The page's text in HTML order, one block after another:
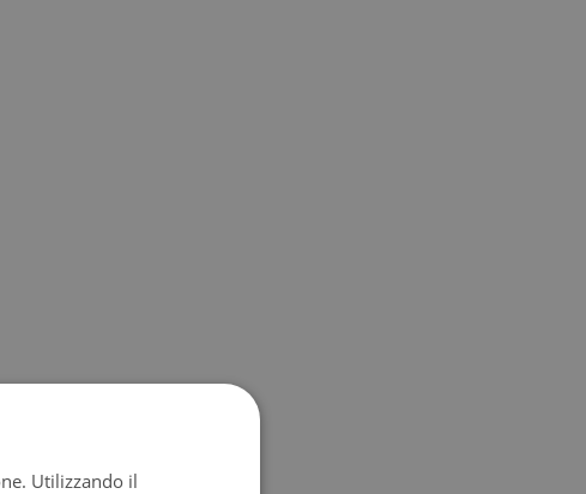
Utilizzando il